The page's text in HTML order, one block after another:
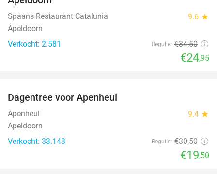
Spaans Restaurant Catalunia 9.6 star
Apeldoorn
Verkocht: 2.581
Regulier €34,50
€24,95
Dagentree voor Apenheul
Apenheul 9.4 star
Apeldoorn
Verkocht: 33.143
Regulier €30,50
€19,50